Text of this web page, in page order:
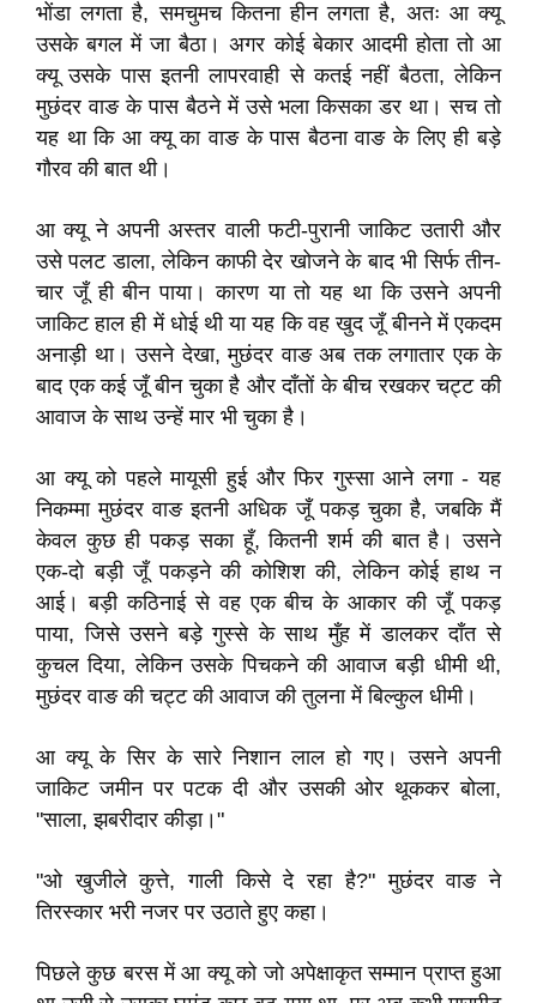
भोंडा लगता है, समचुमच कितना हीन लगता है, अतः आ क्यू
उसके बगल में जा बैठा। अगर कोई बेकार आदमी होता तो आ
क्यू उसके पास इतनी लापरवाही से कतई नहीं बैठता, लेकिन
मुछंदर वाङ के पास बैठने में उसे भला किसका डर था। सच तो
यह था कि आ क्यू का वाङ के पास बैठना वाङ के लिए ही बड़े
गौरव की बात थी।
आ क्यू ने अपनी अस्तर वाली फटी-पुरानी जाकिट उतारी और
उसे पलट डाला, लेकिन काफी देर खोजने के बाद भी सिर्फ तीन-
चार जूँ ही बीन पाया। कारण या तो यह था कि उसने अपनी
जाकिट हाल ही में धोई थी या यह कि वह खुद जूँ बीनने में एकदम
अनाड़ी था। उसने देखा, मुछंदर वाङ अब तक लगातार एक के
बाद एक कई जूँ बीन चुका है और दाँतों के बीच रखकर चट्ट की
आवाज के साथ उन्हें मार भी चुका है।
आ क्यू को पहले मायूसी हुई और फिर गुस्सा आने लगा - यह
निकम्मा मुछंदर वाङ इतनी अधिक जूँ पकड़ चुका है, जबकि मैं
केवल कुछ ही पकड़ सका हूँ, कितनी शर्म की बात है। उसने
एक-दो बड़ी जूँ पकड़ने की कोशिश की, लेकिन कोई हाथ न
आई। बड़ी कठिनाई से वह एक बीच के आकार की जूँ पकड़
पाया, जिसे उसने बड़े गुस्से के साथ मुँह में डालकर दाँत से
कुचल दिया, लेकिन उसके पिचकने की आवाज बड़ी धीमी थी,
मुछंदर वाङ की चट्ट की आवाज की तुलना में बिल्कुल धीमी।
आ क्यू के सिर के सारे निशान लाल हो गए। उसने अपनी
जाकिट जमीन पर पटक दी और उसकी ओर थूककर बोला,
"साला, झबरीदार कीड़ा।"
"ओ खुजीले कुत्ते, गाली किसे दे रहा है?" मुछंदर वाङ ने
तिरस्कार भरी नजर पर उठाते हुए कहा।
पिछले कुछ बरस में आ क्यू को जो अपेक्षाकृत सम्मान प्राप्त हुआ